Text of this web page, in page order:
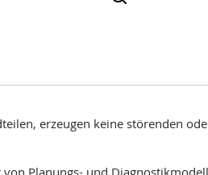
erzeugen keine störenden
Planungs- und